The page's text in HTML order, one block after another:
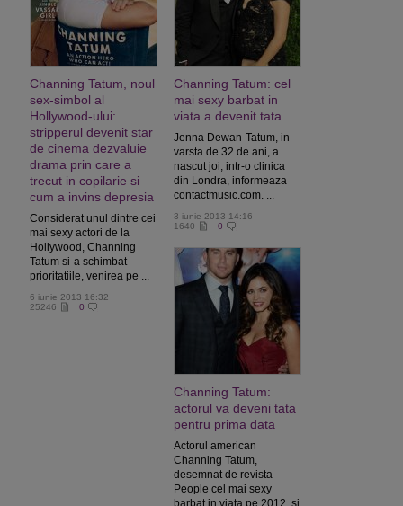
Channing Tatum, noul
sex-simbol al
Hollywood-ului:
stripperul devenit star
de cinema dezvaluie
drama prin care a
trecut in copilarie si
cum a invins depresia
Considerat unul dintre cei
mai sexy actori de la
Hollywood, Channing
Tatum si-a schimbat
prioritatiile, venirea pe ...
6 iunie 2013 16:32
25246
0
Channing Tatum: cel
mai sexy barbat in
viata a devenit tata
Jenna Dewan-Tatum, in
varsta de 32 de ani, a
nascut joi, intr-o clinica
din Londra, informeaza
contactmusic.com. ...
3 iunie 2013 14:16
1640
0
Channing Tatum:
actorul va deveni tata
pentru prima data
Actorul american
Channing Tatum,
desemnat de revista
People cel mai sexy
barbat in viata pe 2012, si